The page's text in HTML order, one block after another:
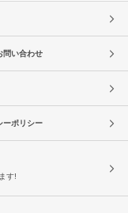
問い合わせ
ーポリシー
す!